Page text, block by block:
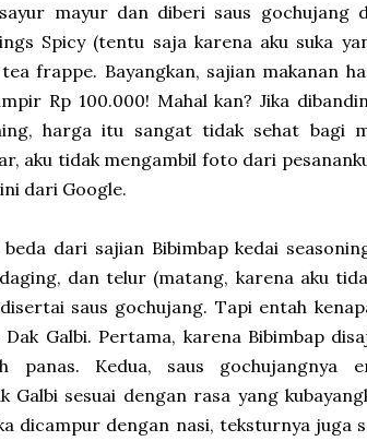
mayur dan diberi saus gochujang
Spicy (tentu saja karena aku suka
frappe. Bayangkan, sajian makanan
Rp 100.000! Mahal kan? Jika
harga itu sangat tidak sehat bagi
aku tidak mengambil foto dari
dari Google.
dari sajian Bibimbap kedai
dan telur (matang, karena aku
saus gochujang. Tapi entah
Galbi. Pertama, karena Bibimbap
panas. Kedua, saus gochujangnya
Galbi sesuai dengan rasa yang
dicampur dengan nasi, teksturnya juga